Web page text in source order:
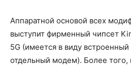
Аппаратной основой всех
выступит фирменный чипсет
5G (имеется в виду
отдельный модем). Более того,